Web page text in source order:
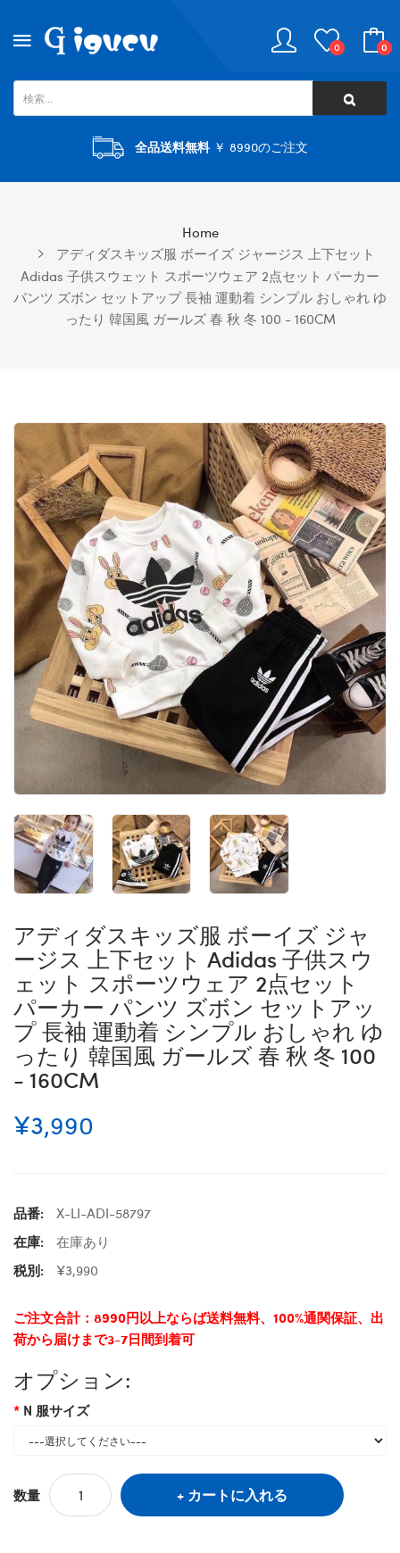
0 0
全品送料無料￥ 8990のご注文
Home
アディダスキッズ服 ボーイズ ジャージス 上下セット
Adidas 子供スウェット スポーツウェア 2点セット パーカー
パンツ ズボン セットアップ 長袖 運動着 シンプル おしゃれ ゆ
ったり 韓国風 ガールズ 春 秋 冬 100 - 160CM
アディダスキッズ服 ボーイズ ジャ
ージス 上下セット Adidas 子供スウ
ェット スポーツウェア 2点セット
パーカー パンツ ズボン セットアッ
プ 長袖 運動着 シンプル おしゃれ ゆ
ったり 韓国風 ガールズ 春 秋 冬 100
- 160CM
¥3,990
品番:
X-LI-ADI-58797
在庫:
在庫あり
税別:
¥3,990
ご注文合計：8990円以上ならば送料無料、100%通関保証、出
荷から届けまで3-7日間到着可
オプション:
N 服サイズ
数量 カートに入れる